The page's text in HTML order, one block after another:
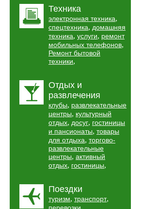
Техника
электронная техника,
спецтехника, домашняя
техника, услуги, ремонт
мобильных телефонов,
Ремонт бытовой
техники,
Отдых и
развлечения
клубы, развлекательные
центры, культурный
отдых, досуг, гостиницы
и пансионаты, товары
для отдыха, торгово-
развлекательные
центры, активный
отдых, гостиницы,
Поездки
туризм, транспорт,
,